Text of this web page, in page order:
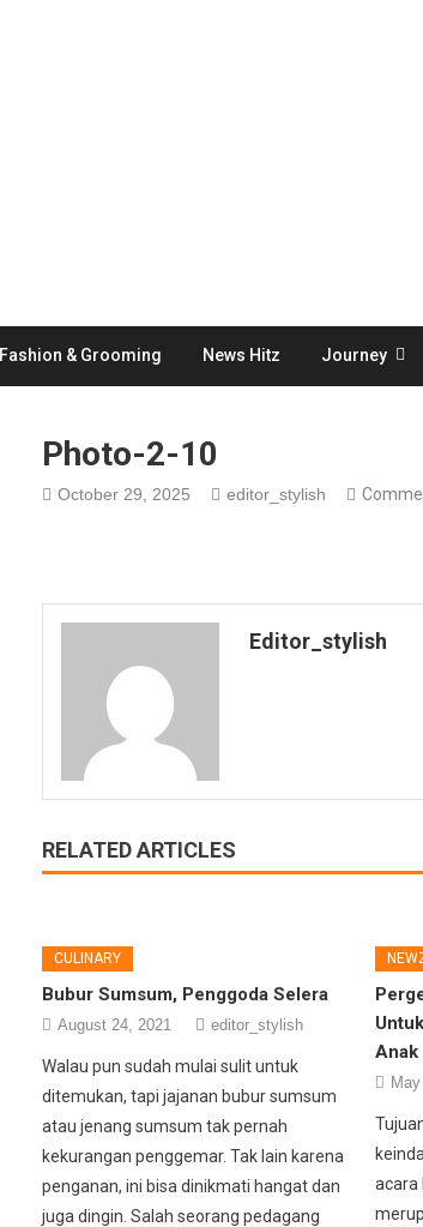
Fashion & Grooming News Hitz Journey
Photo-2-10
October 29, 2025 editor_stylish
Editor_stylish
RELATED ARTICLES
CULINARY
Bubur Sumsum, Penggoda Selera
August 24, 2021 editor_stylish
Walau pun sudah mulai sulit untuk
ditemukan, tapi jajanan bubur sumsum
atau jenang sumsum tak pernah
kekurangan penggemar. Tak lain karena
penganan, ini bisa dinikmati hangat dan
juga dingin. Salah seorang pedagang
Anak
acara